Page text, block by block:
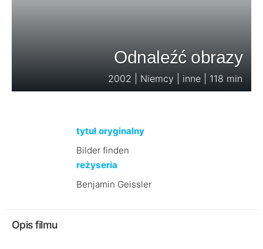
Odnaleźć obrazy
2002 | Niemcy | inne | 118 min
tytuł oryginalny
Bilder finden
reżyseria
Benjamin Geissler
Opis filmu